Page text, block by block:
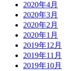
2020年4月
2020年3月
2020年2月
2020年1月
2019年12月
2019年11月
2019年10月